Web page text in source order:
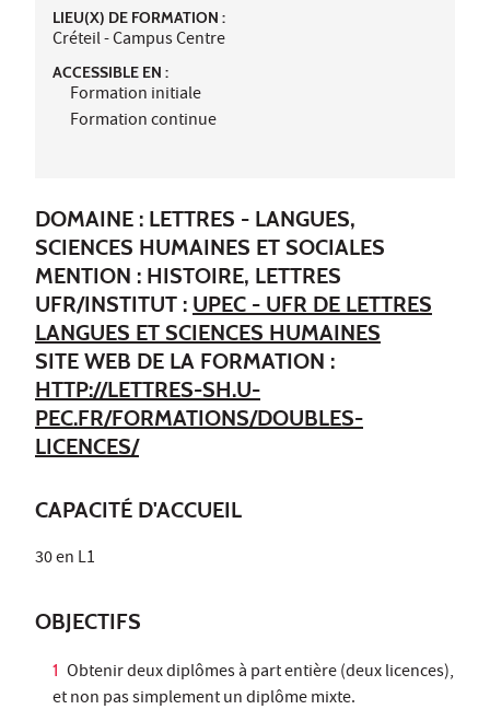
LIEU(X) DE FORMATION :
Créteil - Campus Centre
ACCESSIBLE EN :
Formation initiale
Formation continue
DOMAINE : LETTRES - LANGUES,
SCIENCES HUMAINES ET SOCIALES
MENTION : HISTOIRE, LETTRES
UFR/INSTITUT : UPEC - UFR DE LETTRES
LANGUES ET SCIENCES HUMAINES
SITE WEB DE LA FORMATION :
HTTP://LETTRES-SH.U-
PEC.FR/FORMATIONS/DOUBLES-
LICENCES/
CAPACITÉ D'ACCUEIL
30 en L1
OBJECTIFS
Obtenir deux diplômes à part entière (deux licences),
et non pas simplement un diplôme mixte.